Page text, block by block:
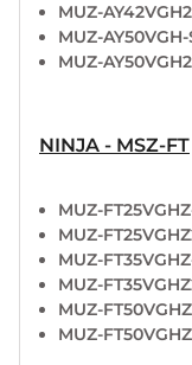
MUZ-
MUZ-AY50VGH-
MUZ-
NINJA - MSZ-FT
MUZ-
MUZ-
MUZ-
MUZ-
MUZ-
MUZ-